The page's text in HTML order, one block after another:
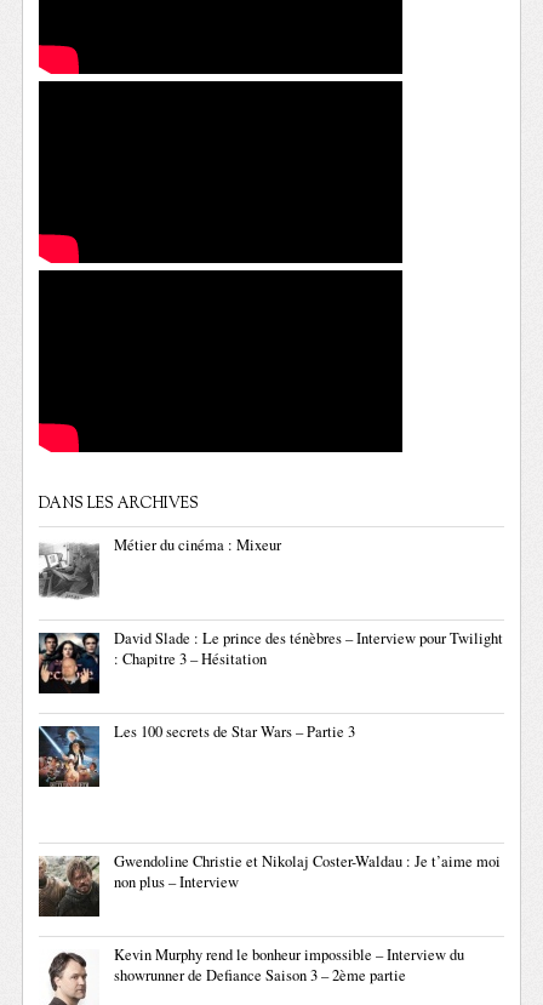
DANS LES ARCHIVES
Métier du cinéma : Mixeur
David Slade : Le prince des ténèbres – Interview pour Twilight
: Chapitre 3 – Hésitation
Les 100 secrets de Star Wars – Partie 3
Gwendoline Christie et Nikolaj Coster-Waldau : Je t’aime moi
non plus – Interview
Kevin Murphy rend le bonheur impossible – Interview du
showrunner de Defiance Saison 3 – 2ème partie